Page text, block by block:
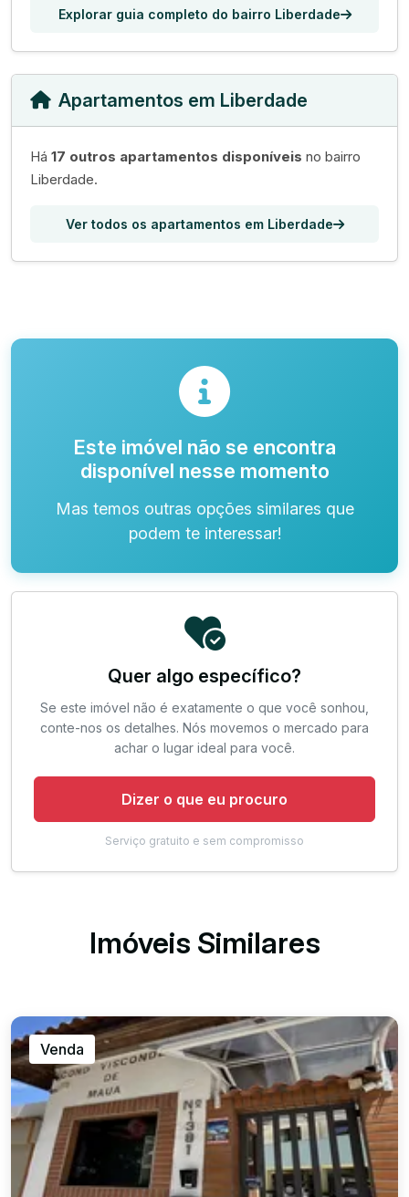
Explorar guia completo do bairro Liberdade
Apartamentos em Liberdade
Há 17 outros apartamentos disponíveis no bairro
Liberdade.
Ver todos os apartamentos em Liberdade
Este imóvel não se encontra
disponível nesse momento
Mas temos outras opções similares que
podem te interessar!
Quer algo específico?
Se este imóvel não é exatamente o que você sonhou,
conte-nos os detalhes. Nós movemos o mercado para
achar o lugar ideal para você.
Dizer o que eu procuro
Serviço gratuito e sem compromisso
Imóveis Similares
Venda